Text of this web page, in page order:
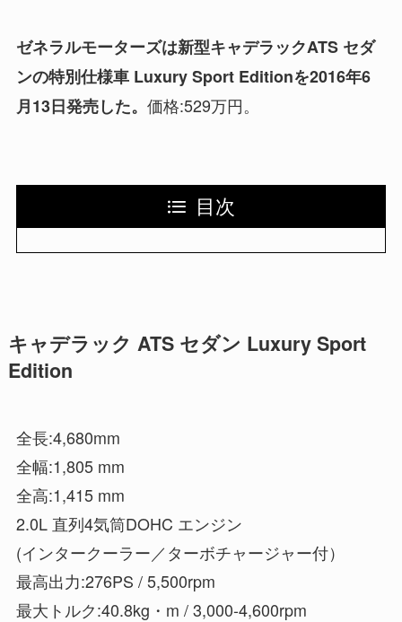
ゼネラルモーターズは新型キャデラックATS セダ
ンの特別仕様車 Luxury Sport Editionを2016年6
月13日発売した。 価格:529万円。
目次
キャデラック ATS セダン Luxury Sport
Edition
全長:4,680mm
全幅:1,805 mm
全高:1,415 mm
2.0L 直列4気筒DOHC エンジン
(インタークーラー／ターボチャージャー付）
最高出力:276PS / 5,500rpm
最大トルク:40.8kg・m / 3,000-4,600rpm